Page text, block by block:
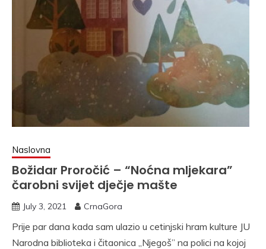
Naslovna
Božidar Proročić – “Noćna mljekara”
čarobni svijet dječje mašte
July 3, 2021 CrnaGora
Prije par dana kada sam ulazio u cetinjski hram kulture JU
Narodna biblioteka i čitaonica ,,Njegoš” na polici na kojoj